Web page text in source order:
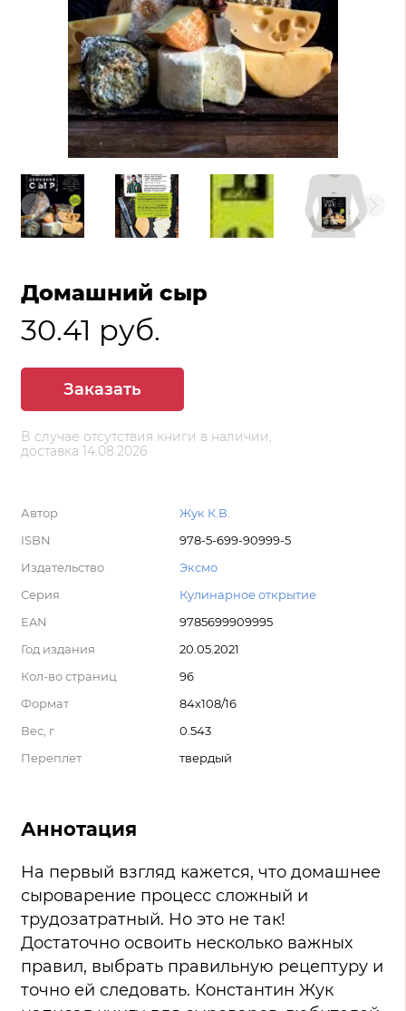
Домашний сыр
30.41 руб.
Заказать
В случае отсутствия книги в наличии,
доставка 14.08.2026
Автор
Жук К.В.
ISBN
978-5-699-90999-5
Издательство
Эксмо
Серия
Кулинарное открытие
EAN
9785699909995
Год издания
20.05.2021
Кол-во страниц
96
Формат
84x108/16
Вес, г
0.543
Переплет
твердый
Аннотация
На первый взгляд кажется, что домашнее
сыроварение процесс сложный и
трудозатратный. Но это не так!
Достаточно освоить несколько важных
правил, выбрать правильную рецептуру и
точно ей следовать. Константин Жук